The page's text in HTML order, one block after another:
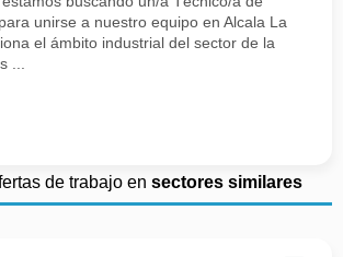
unirse a nuestro equipo en Alcala La
el ámbito industrial del sector de la
...
de trabajo en sectores similares